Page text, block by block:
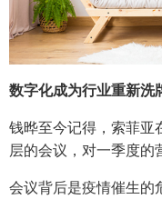
数字化成为行业重新洗
钱晔至今记得，索菲亚
层的会议，对一季度的
会议背后是疫情催生的